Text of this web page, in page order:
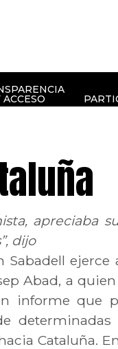
ACCESO
apreciaba
dijo
Sabadell
Abad, a
informe que
Cataluña.